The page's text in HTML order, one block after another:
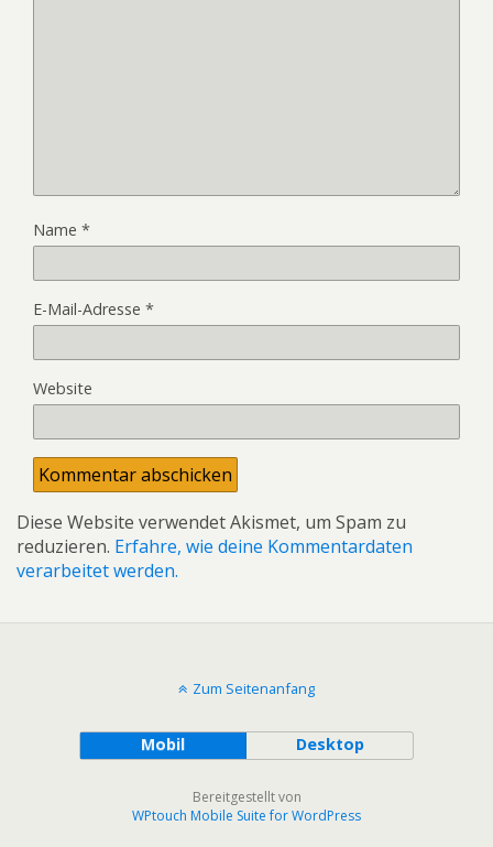
Name *
E-Mail-Adresse *
Website
Diese Website verwendet Akismet, um Spam zu
reduzieren. Erfahre, wie deine Kommentardaten
verarbeitet werden.
Zum Seitenanfang
Mobil Desktop
Bereitgestellt von
WPtouch Mobile Suite for WordPress